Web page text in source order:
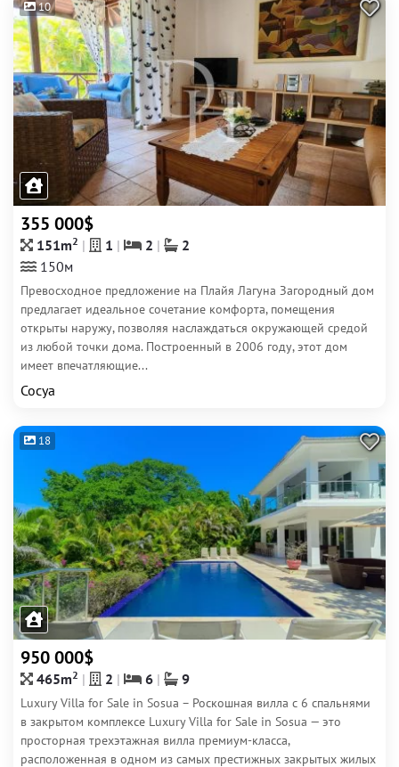
10
355 000$
151m2 1 2
2
150м
Превосходное предложение на Плайя Лагуна Загородный дом
предлагает идеальное сочетание комфорта, помещения
открыты наружу, позволяя наслаждаться окружающей средой
из любой точки дома. Построенный в 2006 году, этот дом
имеет впечатляющие...
Сосуа
18
950 000$
465m2 2 6 9
Luxury Villa for Sale in Sosua – Роскошная вилла с 6 спальнями
в закрытом комплексе Luxury Villa for Sale in Sosua — это
просторная трехэтажная вилла премиум-класса,
расположенная в одном из самых престижных закрытых жилых